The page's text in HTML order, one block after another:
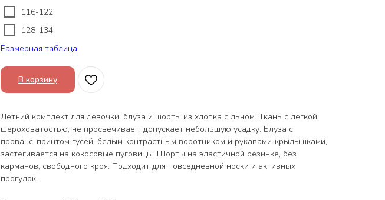
116-122
128-134
Размерная таблица
В корзину
Летний комплект для девочки: блуза и шорты из хлопка с льном. Ткань с лёгкой
шероховатостью, не просвечивает, допускает небольшую усадку. Блуза с
прованс-принтом гусей, белым контрастным воротником и рукавами‑крылышками,
застёгивается на кокосовые пуговицы. Шорты на эластичной резинке, без
карманов, свободного кроя. Подходит для повседневной носки и активных
прогулок.